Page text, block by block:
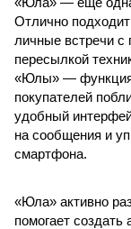
Отлично
личные встречи с
пересылкой
«Юлы» — функция
покупателей
удобный
на сообщения и
смартфона.
«Юла» активно
помогает